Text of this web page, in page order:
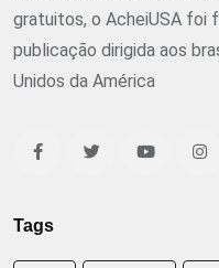
gratuitos, o AcheiUSA foi
publicação dirigida aos
Unidos da América
Tags